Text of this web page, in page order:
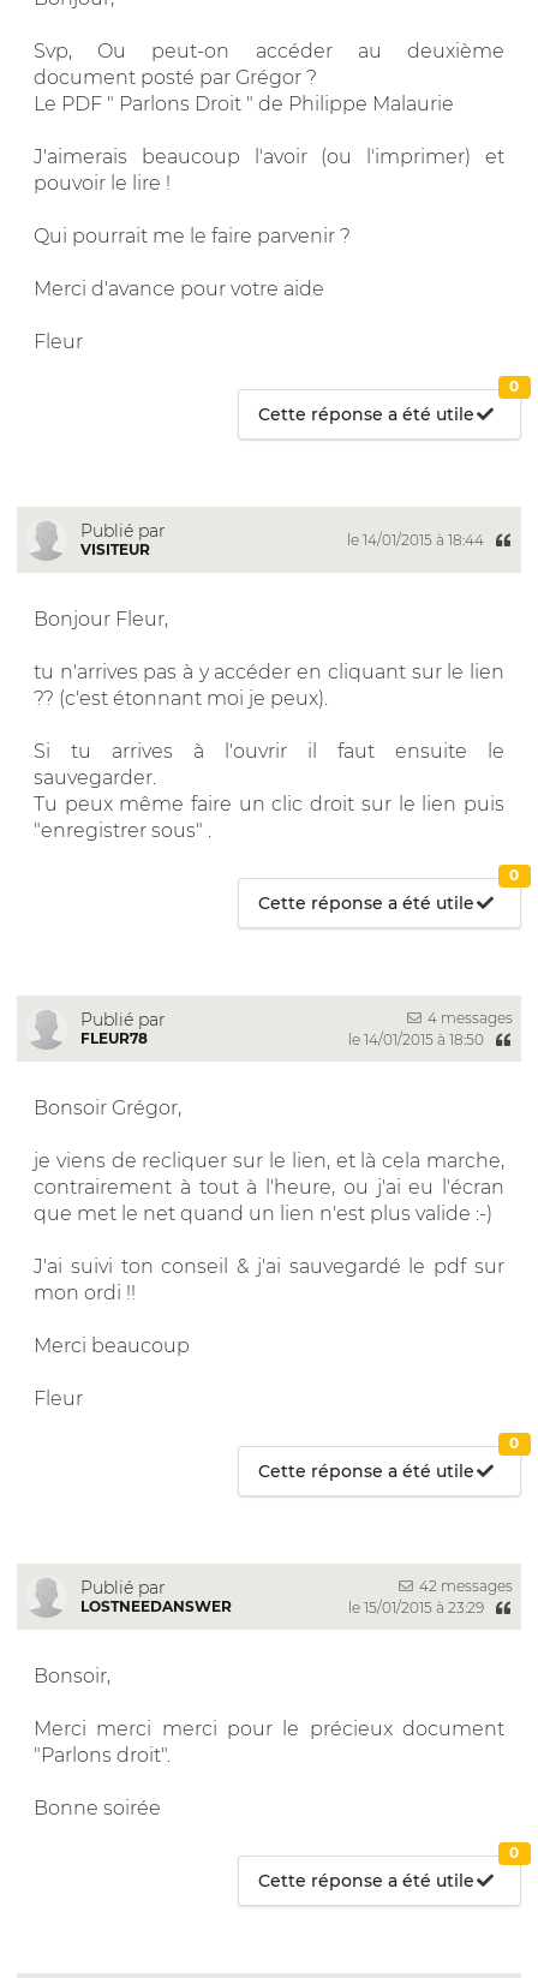
Svp, Ou peut-on accéder au deuxième
document posté par Grégor ?
Le PDF " Parlons Droit " de Philippe Malaurie
J'aimerais beaucoup l'avoir (ou l'imprimer) et
pouvoir le lire !
Qui pourrait me le faire parvenir ?
Merci d'avance pour votre aide
Fleur
Cette réponse a été utile
0
Publié par
VISITEUR
le 14/01/2015 à 18:44
Bonjour Fleur,
tu n'arrives pas à y accéder en cliquant sur le lien
?? (c'est étonnant moi je peux).
Si tu arrives à l'ouvrir il faut ensuite le
sauvegarder.
Tu peux même faire un clic droit sur le lien puis
"enregistrer sous" .
Cette réponse a été utile
0
Publié par
FLEUR78
4 messages
le 14/01/2015 à 18:50
Bonsoir Grégor,
je viens de recliquer sur le lien, et là cela marche,
contrairement à tout à l'heure, ou j'ai eu l'écran
que met le net quand un lien n'est plus valide :-)
J'ai suivi ton conseil & j'ai sauvegardé le pdf sur
mon ordi !!
Merci beaucoup
Fleur
Cette réponse a été utile
0
Publié par
LOSTNEEDANSWER
42 messages
le 15/01/2015 à 23:29
Bonsoir,
Merci merci merci pour le précieux document
"Parlons droit".
Bonne soirée
Cette réponse a été utile
0